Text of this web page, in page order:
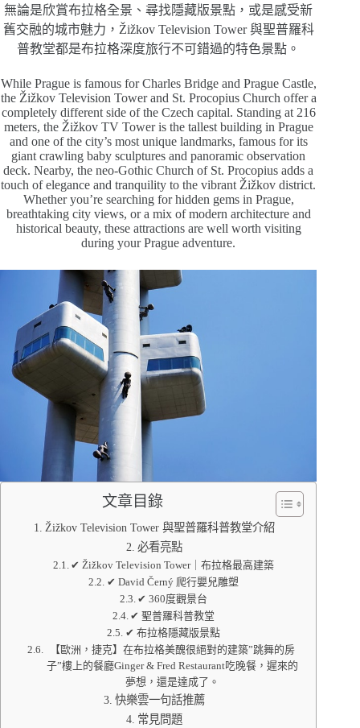
無論是欣賞布拉格全景、尋找隱藏版景點，或是感受新
舊交融的城市魅力，Žižkov Television Tower 與聖普羅科
普教堂都是布拉格深度旅行不可錯過的特色景點。
While Prague is famous for Charles Bridge and Prague Castle,
the Žižkov Television Tower and St. Procopius Church offer a
completely different side of the Czech capital. Standing at 216
meters, the Žižkov TV Tower is the tallest building in Prague
and one of the city’s most unique landmarks, famous for its
giant crawling baby sculptures and panoramic observation
deck. Nearby, the neo-Gothic Church of St. Procopius adds a
touch of elegance and tranquility to the vibrant Žižkov district.
Whether you’re searching for hidden gems in Prague,
breathtaking city views, or a mix of modern architecture and
historical beauty, these attractions are well worth visiting
during your Prague adventure.
文章目錄
Žižkov Television Tower 與聖普羅科普教堂介紹
必看亮點
✔ Žižkov Television Tower｜布拉格最高建築
✔ David Černý 爬行嬰兒雕塑
✔ 360度觀景台
✔ 聖普羅科普教堂
✔ 布拉格隱藏版景點
【歐洲，捷克】在布拉格美醜很絕對的建築”跳舞的房
子”樓上的餐廳Ginger & Fred Restaurant吃晚餐，遲來的
夢想，還是達成了。
快樂雲一句話推薦
常見問題